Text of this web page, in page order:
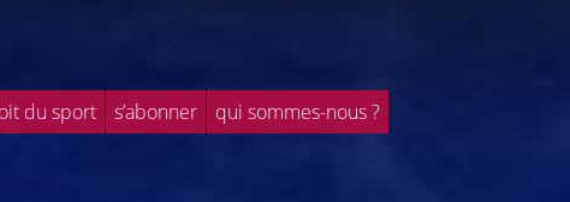
du sport s’abonner
qui sommes-nous ?